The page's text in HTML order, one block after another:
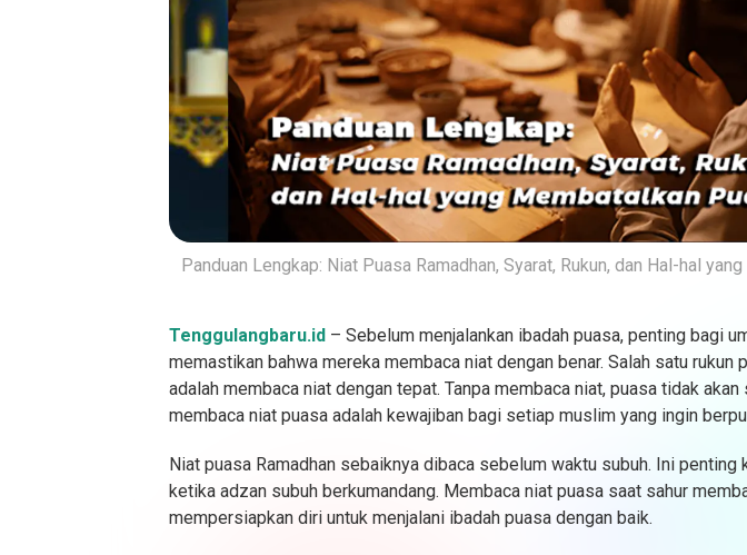
Panduan Lengkap: Niat Puasa Ramadhan, Syarat, Rukun, dan Hal-hal
Tenggulangbaru.id – Sebelum menjalankan ibadah puasa, penting bagi
memastikan bahwa mereka membaca niat dengan benar. Salah satu rukun
adalah membaca niat dengan tepat. Tanpa membaca niat, puasa tidak akan
membaca niat puasa adalah kewajiban bagi setiap muslim yang ingin
Niat puasa Ramadhan sebaiknya dibaca sebelum waktu subuh. Ini penting
ketika adzan subuh berkumandang. Membaca niat puasa saat sahur
mempersiapkan diri untuk menjalani ibadah puasa dengan baik.